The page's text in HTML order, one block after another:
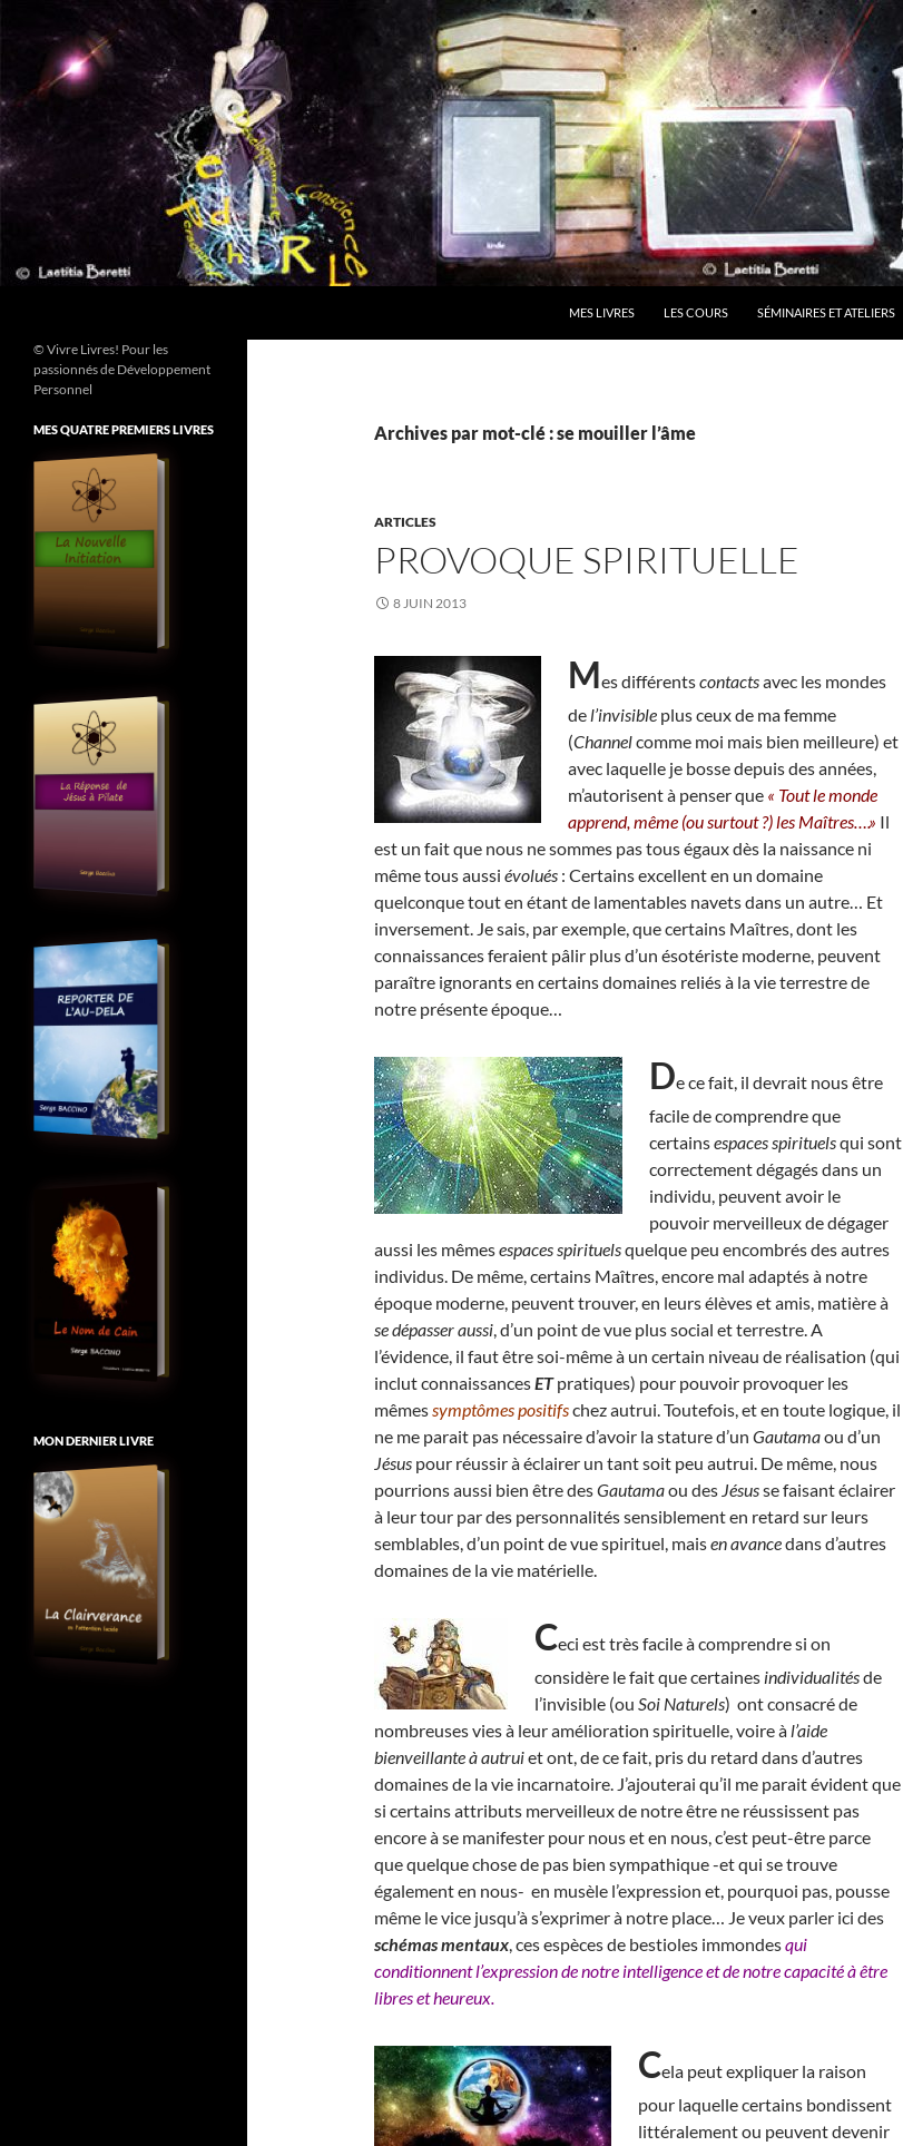
contenu
MES LIVRES LES COURS SÉMINAIRES ET ATELIERS
Archives par mot-clé : se mouiller l’âme
ARTICLES
PROVOQUE SPIRITUELLE
8 JUIN 2013
Mes différentscontactsavec les mondes
de l’invisible plus ceux de ma femme
(Channelcomme moi mais bien meilleure) et
avec laquelle je bosse depuis des années,
m’autorisent à penser que « Tout le monde
apprend, même (ou surtout ?) les Maîtres….» Il
est un fait que nous ne sommes pas tous égaux dès la naissance ni
même tous aussi évolués : Certains excellent en un domaine
quelconque tout en étant de lamentables navets dans un autre… Et
inversement. Je sais, par exemple, que certains Maîtres, dont les
connaissances feraient pâlir plus d’un ésotériste moderne, peuvent
paraître ignorants en certains domaines reliés à la vie terrestre de
notre présente époque…
De ce fait, il devrait nous être
facile de comprendre que
certainsespaces spirituelsqui sont
correctement dégagés dans un
individu, peuvent avoir le
pouvoir merveilleux de dégager
aussi les mêmesespaces spirituelsquelque peu encombrés des autres
individus. De même, certains Maîtres, encore mal adaptés à notre
époque moderne, peuvent trouver, en leurs élèves et amis, matière à
se dépasser aussi, d’un point de vue plus social et terrestre. A
l’évidence, il faut être soi-même à un certain niveau de réalisation (qui
inclut connaissancesETpratiques) pour pouvoir provoquer les
mêmessymptômes positifschez autrui. Toutefois, et en toute logique, il
ne me parait pas nécessaire d’avoir la stature d’un Gautamaou d’un
Jésus pour réussir à éclairer un tant soit peu autrui. De même, nous
pourrions aussi bien être desGautamaou des Jésusse faisant éclairer
à leur tour par des personnalités sensiblement en retard sur leurs
semblables, d’un point de vue spirituel, maisen avancedans d’autres
domaines de la vie matérielle.
Ceci est très facile à comprendre si on
considère le fait que certaines individualitésde
l’invisible (ou Soi Naturels) ont consacré de
nombreuses vies à leur amélioration spirituelle, voire à l’aide
bienveillante à autruiet ont, de ce fait, pris du retard dans d’autres
domaines de la vie incarnatoire. J’ajouterai qu’il me parait évident que
si certains attributs merveilleux de notre être ne réussissent pas
encore à se manifester pour nous et en nous, c’est peut-être parce
que quelque chose de pas bien sympathique -et qui se trouve
également en nous- en musèle l’expression et, pourquoi pas, pousse
même le vice jusqu’à s’exprimer à notre place… Je veux parler ici des
schémas mentaux, ces espèces de bestioles immondesqui
conditionnent l’expression de notre intelligence et de notre capacité à être
libres et heureux.
Cela peut expliquer la raison
pour laquelle certains bondissent
littéralement ou peuvent devenir
© Vivre Livres! Pour les
passionnés de Développement
Personnel
MES QUATRE PREMIERS LIVRES
MON DERNIER LIVRE